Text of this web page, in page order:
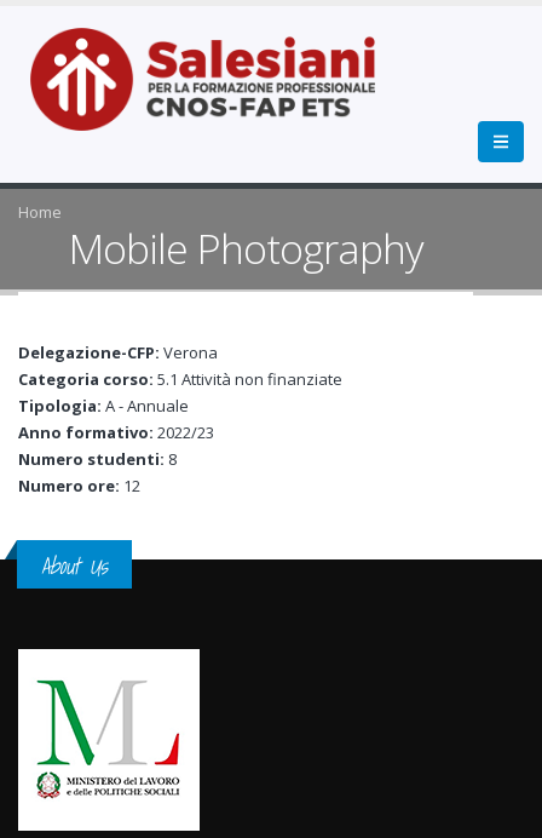
Home
Mobile Photography
Delegazione-CFP: Verona
Categoria corso: 5.1 Attività non finanziate
Tipologia: A - Annuale
Anno formativo: 2022/23
Numero studenti: 8
Numero ore: 12
About Us